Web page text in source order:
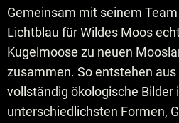
Gemeinsam mit seinem
Lichtblau für Wildes Moos
Kugelmoose zu neuen
zusammen. So entstehen
vollständig ökologische Bilder
unterschiedlichsten Formen,